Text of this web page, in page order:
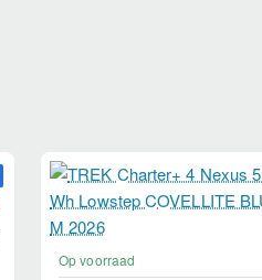
Op voorraad